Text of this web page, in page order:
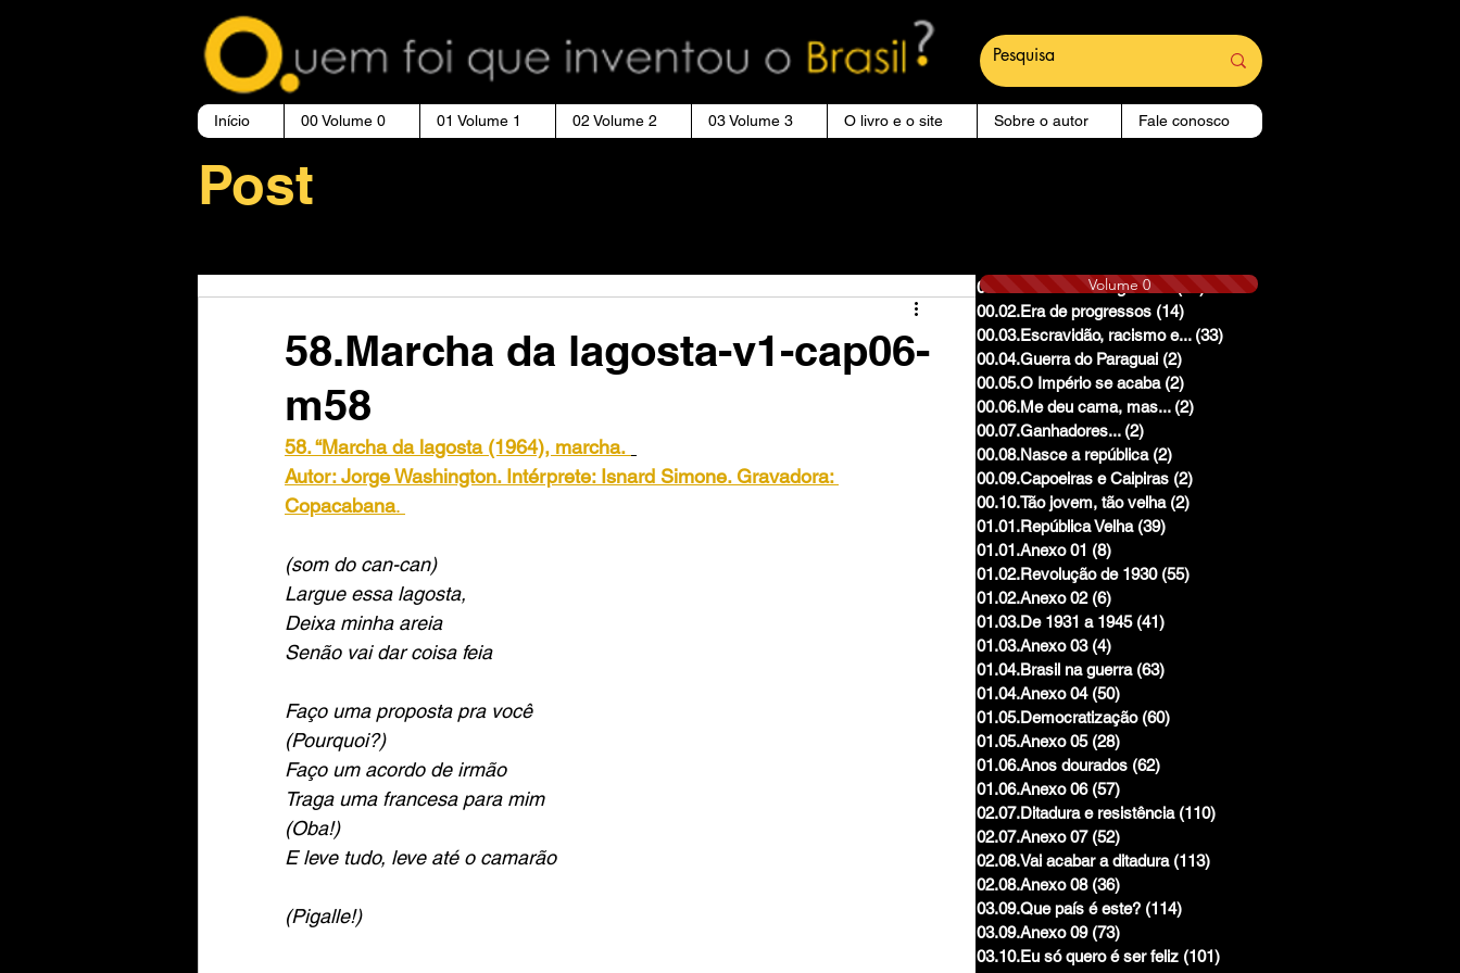
Início 00 Volume 0 01 Volume 1 02 Volume 2 03 Volume 3 O livro e o site Sobre o autor Fale conosco
Post
58.Marcha da lagosta-v1-cap06-
m58
58. “Marcha da lagosta (1964), marcha.
Autor: Jorge Washington. Intérprete: Isnard Simone. Gravadora:
Copacabana.
(som do can-can)
Largue essa lagosta,
Deixa minha areia
Senão vai dar coisa feia
Faço uma proposta pra você
(Pourquoi?)
Faço um acordo de irmão
Traga uma francesa para mim
(Oba!)
E leve tudo, leve até o camarão
(Pigalle!)
00.01.Reinado e Regencias
14 posts
00.02.Era de progressos (14)
00.03.Escravidão, racismo e... (33)
00.04.Guerra do Paraguai (2)
00.05.O Império se acaba (2)
00.06.Me deu cama, mas... (2)
00.07.Ganhadores... (2)
00.08.Nasce a república (2)
00.09.Capoeiras e Caipiras (2)
00.10.Tão jovem, tão velha (2)
01.01.República Velha (39)
01.01.Anexo 01 (8)
01.02.Revolução de 1930 (55)
01.02.Anexo 02 (6)
01.03.De 1931 a 1945 (41)
01.03.Anexo 03 (4)
01.04.Brasil na guerra (63)
01.04.Anexo 04 (50)
01.05.Democratização (60)
01.05.Anexo 05 (28)
01.06.Anos dourados (62)
01.06.Anexo 06 (57)
02.07.Ditadura e resistência (110)
02.07.Anexo 07 (52)
02.08.Vai acabar a ditadura (113)
02.08.Anexo 08 (36)
03.09.Que país é este? (114)
03.09.Anexo 09 (73)
03.10.Eu só quero é ser feliz (101)
Volume 0